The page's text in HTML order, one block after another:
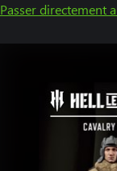
Passer directement